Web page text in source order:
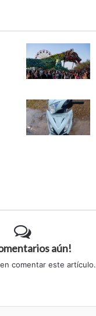
aún!
comentar este artículo.